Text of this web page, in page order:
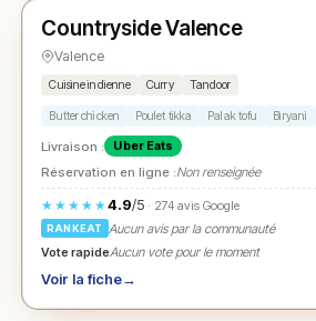
★ N° 3
Countryside Valence
Valence
Cuisine indienne Curry Tandoor
Butter chicken Poulet tikka Palak tofu Biryani
Livraison : Uber Eats
Réservation en ligne :Non renseignée
★★★★★4.9/5· 274 avis Google
RANKEAT
Aucun avis par la communauté
Vote rapideAucun vote pour le moment
Voir la fiche→